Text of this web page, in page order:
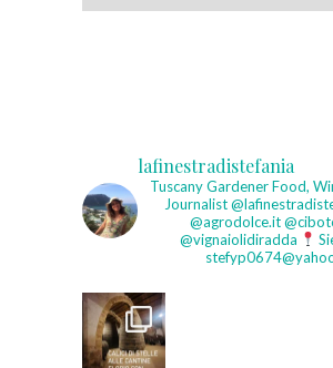
lafinestradistefania
Tuscany GardenerFood,
Journalist
@agrodolce.it
@vignaiolidiradda